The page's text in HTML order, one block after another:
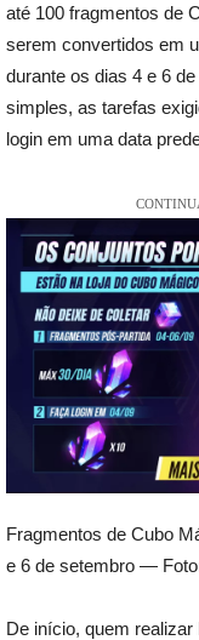
até 100 fragmentos de
serem convertidos em
durante os dias 4 e 6
simples, as tarefas
login em uma data
Fragmentos de Cubo
e 6 de setembro —
De início, quem